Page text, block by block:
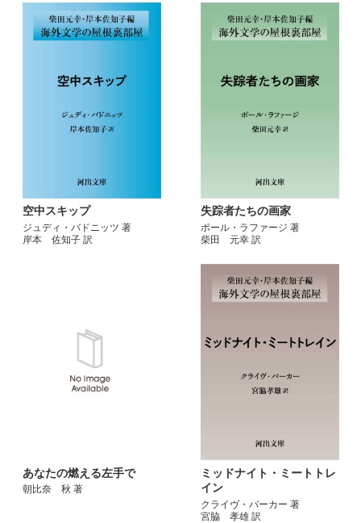
空中スキップ
ジュディ・バドニッツ 著
岸本 佐知子 訳
失踪者たちの画家
ポール・ラファージ 著
柴田 元幸 訳
あなたの燃える左手で
朝比奈 秋 著
ミッドナイト・ミートトレ
イン
クライヴ・バーカー 著
宮脇 孝雄 訳